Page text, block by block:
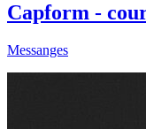
Capform -
Messanges